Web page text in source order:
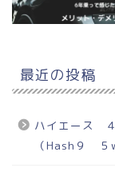
最近の投稿
ハイエース
（Hash９ ５